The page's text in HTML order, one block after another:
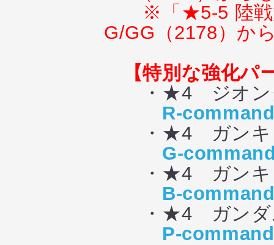
※「★5-5 陸戦
G/GG（2178）か
【特別な強化
・★4 ジオン
R-
・★4 ガンキ
G-
・★4 ガンキ
B-
・★4 ガンダ
P-